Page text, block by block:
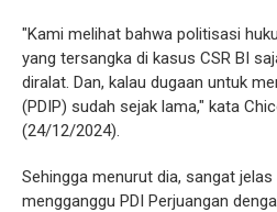
"Kami melihat bahwa politisasi
yang tersangka di kasus CSR BI
diralat. Dan, kalau dugaan untuk
(PDIP) sudah sejak lama," kata
(24/12/2024).
Sehingga menurut dia, sangat
mengganggu PDI Perjuangan